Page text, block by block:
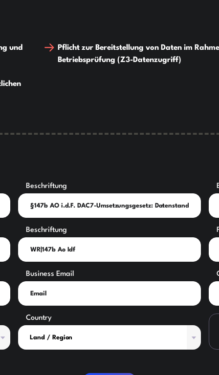
und
Pflicht zur Bereitstellung von Daten im
Betriebsprüfung (Z3-Datenzugriff)
Beschriftung
Beschriftung
Business Email
Country